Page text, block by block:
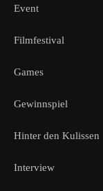
Event
Filmfestival
Games
Gewinnspiel
Hinter den Kulissen
Interview